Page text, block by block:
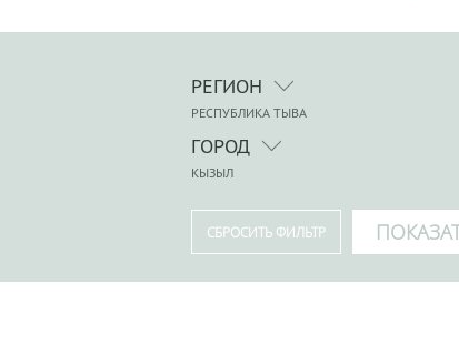
РЕГИОН
РЕСПУБЛИКА ТЫВА
ГОРОД
КЫЗЫЛ